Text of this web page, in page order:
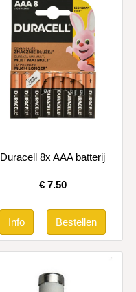
Duracell 8x AAA batterij
€ 7.50